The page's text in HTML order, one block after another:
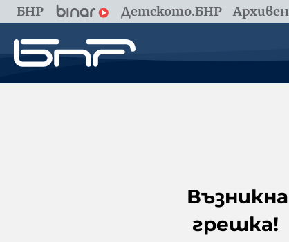
БНР Детското.БНР
Възникна
грешка!